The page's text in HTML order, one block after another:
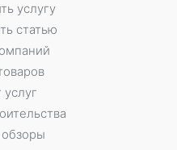
услугу
статью
услуг